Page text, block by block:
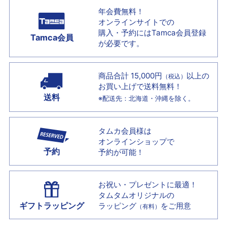
Tamca会員
年会費無料！
オンラインサイトでの
購入・予約にはTamca会員登録
が必要です。
送料
商品合計 15,000円 （税込） 以上の
お買い上げで送料無料！
※配送先：北海道・沖縄を除く。
予約
タムカ会員様は
オンラインショップで
予約が可能！
ギフトラッピング
お祝い・プレゼントに最適！
タムタムオリジナルの
ラッピング （有料） をご用意